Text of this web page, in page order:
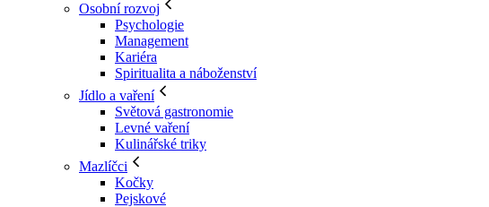
Osobní rozvoj
Psychologie
Management
Kariéra
Spiritualita a náboženství
Jídlo a vaření
Světová gastronomie
Levné vaření
Kulinářské triky
Mazlíčci
Kočky
Pejskové